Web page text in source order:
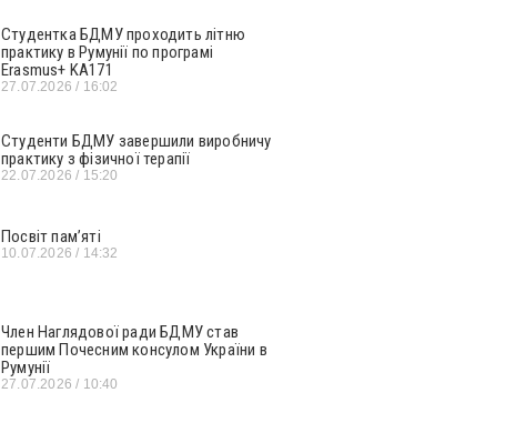
Студентка БДМУ проходить літню
практику в Румунії по програмі
Erasmus+ KA171
27.07.2026 16:02
Студенти БДМУ завершили виробничу
практику з фізичної терапії
22.07.2026 15:20
Посвіт пам’яті
10.07.2026 14:32
Член Наглядової ради БДМУ став
першим Почесним консулом України в
Румунії
27.07.2026 10:40